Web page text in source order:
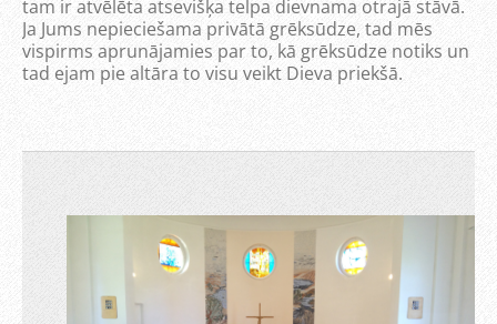
tam ir atvēlēta atsevišķa telpa dievnama otrajā stāvā.
Ja Jums nepieciešama privātā grēksūdze, tad mēs
vispirms aprunājamies par to, kā grēksūdze notiks un
tad ejam pie altāra to visu veikt Dieva priekšā.